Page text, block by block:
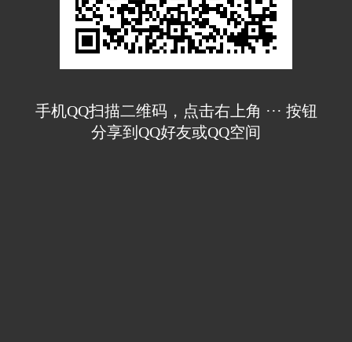
手机QQ扫描二维码，点击右上角 ··· 按钮
分享到QQ好友或QQ空间